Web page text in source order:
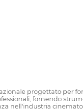
progettato per
fornendo
nell'industria